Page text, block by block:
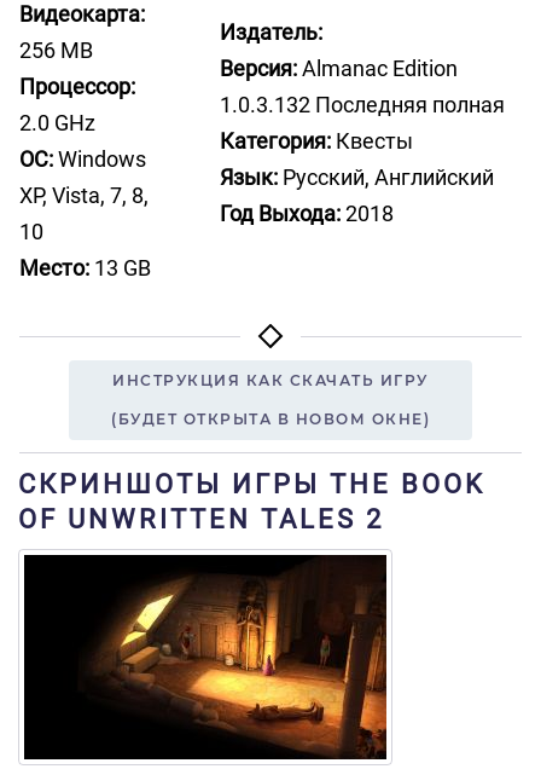
Видеокарта:
256 MB
Процессор:
2.0 GHz
ОС:Windows
XP, Vista, 7, 8,
10
Место: 13 GB
Издатель:
Версия:Almanac Edition
1.0.3.132 Последняя полная
Категория: Квесты
Язык: Русский, Английский
Год Выхода:2018
ИНСТРУКЦИЯ КАК СКАЧАТЬ ИГРУ
(БУДЕТ ОТКРЫТА В НОВОМ ОКНЕ)
СКРИНШОТЫ ИГРЫ THE BOOK
OF UNWRITTEN TALES 2